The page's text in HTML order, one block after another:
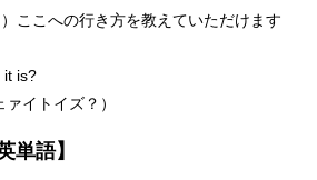
ここへの行き方を教えていただけます
it is?
イトイズ？）
単語】